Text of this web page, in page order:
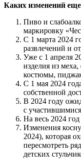
Каких изменений
Пиво и
маркировку
С 1 марта 2024
развлечений и
Уже с 1 апреля
изделия из
костюмы,
С 1 мая 2024
собственной
В 2024 году
с
На весь 2024
Изменения
2024), которая
пересмотреть
детских